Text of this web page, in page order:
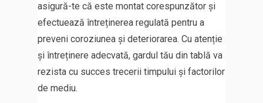
asigură-te că este montat corespunzător și
efectuează întreținerea regulată pentru a
preveni coroziunea și deteriorarea. Cu atenție
și întreținere adecvată, gardul tău din tablă va
rezista cu succes trecerii timpului și factorilor
de mediu.